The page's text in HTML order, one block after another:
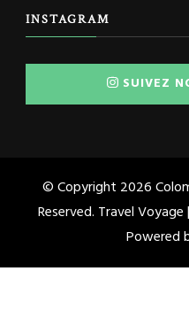
INSTAGRAM
SUIVEZ
© Copyright 2026
Reserved. Travel
Powered